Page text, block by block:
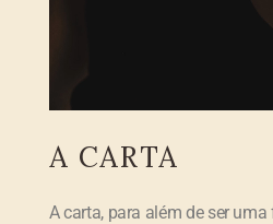
A CARTA
A carta, para além de ser